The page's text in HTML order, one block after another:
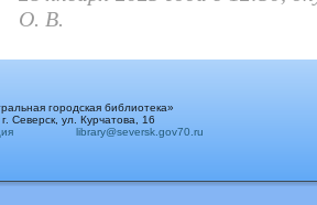
О. В.
городская библиотека»
Северск, ул. Курчатова, 16
library@seversk.gov70.ru